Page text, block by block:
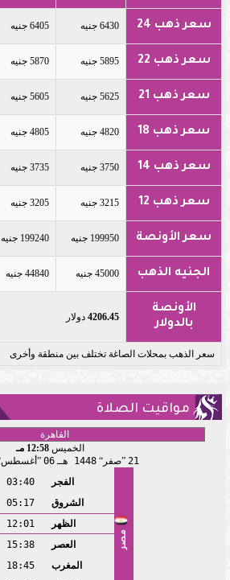
سعر ذهب 24 6430 جنيه 6405 جنيه
سعر ذهب 22 5895 جنيه 5870 جنيه
سعر ذهب 21 5625 جنيه 5605 جنيه
سعر ذهب 18 4820 جنيه 4805 جنيه
سعر ذهب 14 3750 جنيه 3735 جنيه
سعر ذهب 12 3215 جنيه 3205 جنيه
سعر الأونصة 199950 جنيه 199240 جنيه
الجنيه الذهب 45000 جنيه 44840 جنيه
الأونصة
بالدولار
4206.45 دولار
سعر الذهب بمحلات الصاغة تختلف بين منطقة وأخرى
مواقيت الصلاة
الخميس12:58 مـ
21 صفر 1448 هـ 06 أغسطس
مصر
الفجر
03:40
الشروق
05:17
الظهر
12:01
العصر
15:38
المغرب
18:45